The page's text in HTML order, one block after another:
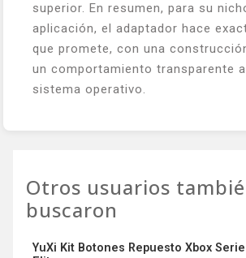
superior. En resumen, para su
aplicación, el adaptador hace
que promete, con una
un comportamiento transparente
sistema operativo.
Otros usuarios
buscaron
YuXi Kit Botones Repuesto Xbox